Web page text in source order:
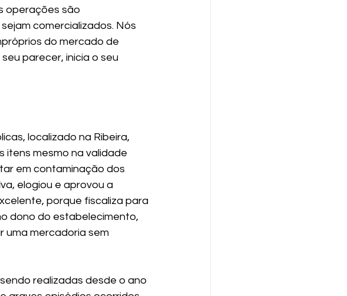
operações são
comercializados. Nós
do mercado de
parecer, inicia o seu
localizado na Ribeira,
itens mesmo na validade
em contaminação dos
elogiou e aprovou a
porque fiscaliza para
dono do estabelecimento,
uma mercadoria sem
realizadas desde o ano